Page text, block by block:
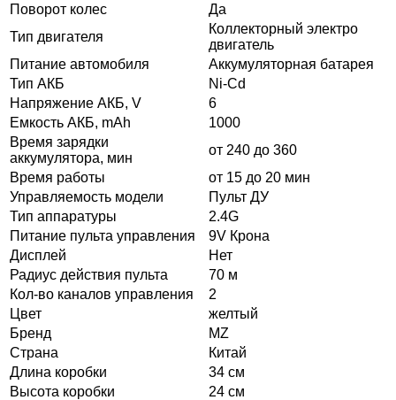
Поворот колес
Да
Тип двигателя
Коллекторный электро
двигатель
Питание автомобиля
Аккумуляторная батарея
Тип АКБ
Ni-Cd
Напряжение АКБ, V
6
Емкость АКБ, mAh
1000
Время зарядки
аккумулятора, мин
от 240 до 360
Время работы
от 15 до 20 мин
Управляемость модели
Пульт ДУ
Тип аппаратуры
2.4G
Питание пульта управления
9V Крона
Дисплей
Нет
Радиус действия пульта
70 м
Кол-во каналов управления
2
Цвет
желтый
Бренд
MZ
Страна
Китай
Длина коробки
34 см
Высота коробки
24 см